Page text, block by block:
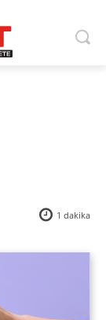
1 dakika